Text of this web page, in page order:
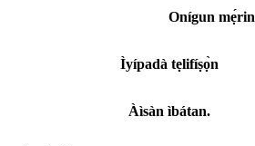
Onígun mẹ́rin
Ìyípadà tẹlifíṣọ̀n
Àìsàn ìbátan.